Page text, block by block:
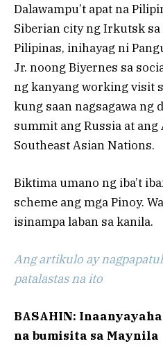
Dalawampu’t apat na
Siberian city ng Irkutsk
Pilipinas, inihayag ni
Jr. noong Biyernes sa
ng kanyang working visit
kung saan nagsagawa ng
summit ang Russia at
Southeast Asian Nations.
Biktima umano ng iba’t
scheme ang mga Pinoy.
isinampa laban sa kanila.
Ang artikulo ay
patalastas na ito
BASAHIN:
na bumisita sa Maynila